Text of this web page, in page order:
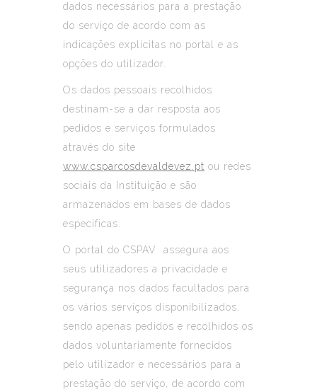
dados necessários para a prestação
do serviço de acordo com as
indicações explícitas no portal e as
opções do utilizador.
Os dados pessoais recolhidos
destinam-se a dar resposta aos
pedidos e serviços formulados
através do site
www.csparcosdevaldevez.pt ou redes
sociais da Instituição e são
armazenados em bases de dados
específicas.
O portal do CSPAV assegura aos
seus utilizadores a privacidade e
segurança nos dados facultados para
os vários serviços disponibilizados,
sendo apenas pedidos e recolhidos os
dados voluntariamente fornecidos
pelo utilizador e necessários para a
prestação do serviço, de acordo com